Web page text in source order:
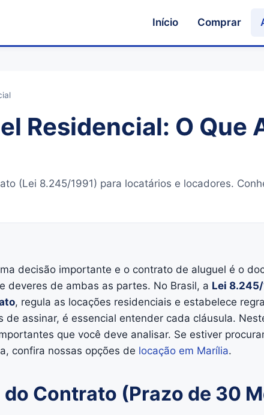
Início Comprar
Residencial: O Que
(Lei 8.245/1991) para locatários e locadores.
decisão importante e o contrato de aluguel é o
deveres de ambas as partes. No Brasil, a Lei 8.245/
, regula as locações residenciais e estabelece
de assinar, é essencial entender cada cláusula.
que você deve analisar. Se estiver
confira nossas opções de locação em Marília.
do Contrato (Prazo de 30